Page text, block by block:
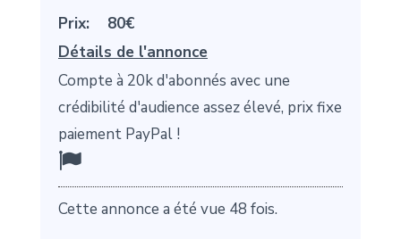
Prix:
80€
Détails de l'annonce
Compte à 20k d'abonnés avec une
crédibilité d'audience assez élevé, prix fixe
paiement PayPal !
Cette annonce a été vue 48 fois.